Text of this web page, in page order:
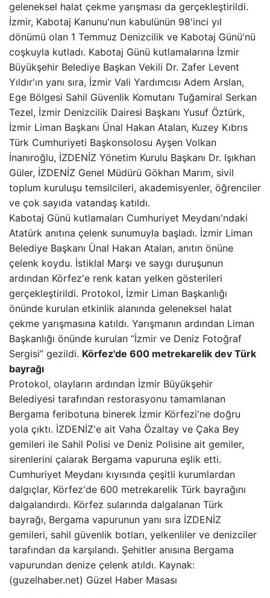
geleneksel halat çekme yarışması da gerçekleştirildi.
İzmir, Kabotaj Kanunu'nun kabulünün 98'inci yıl
dönümü olan 1 Temmuz Denizcilik ve Kabotaj Günü'nü
coşkuyla kutladı. Kabotaj Günü kutlamalarına İzmir
Büyükşehir Belediye Başkan Vekili Dr. Zafer Levent
Yıldır'ın yanı sıra, İzmir Vali Yardımcısı Adem Arslan,
Ege Bölgesi Sahil Güvenlik Komutanı Tuğamiral Serkan
Tezel, İzmir Denizcilik Dairesi Başkanı Yusuf Öztürk,
İzmir Liman Başkanı Ünal Hakan Atalan, Kuzey Kıbrıs
Türk Cumhuriyeti Başkonsolosu Ayşen Volkan
İnanıroğlu, İZDENİZ Yönetim Kurulu Başkanı Dr. Işıkhan
Güler, İZDENİZ Genel Müdürü Gökhan Marım, sivil
toplum kuruluşu temsilcileri, akademisyenler, öğrenciler
ve çok sayıda vatandaş katıldı.
Kabotaj Günü kutlamaları Cumhuriyet Meydanı'ndaki
Atatürk anıtına çelenk sunumuyla başladı. İzmir Liman
Belediye Başkanı Ünal Hakan Atalan, anıtın önüne
çelenk koydu. İstiklal Marşı ve saygı duruşunun
ardından Körfez'e renk katan yelken gösterileri
gerçekleştirildi. Protokol, İzmir Liman Başkanlığı
önünde kurulan etkinlik alanında geleneksel halat
çekme yarışmasına katıldı. Yarışmanın ardından Liman
Başkanlığı önünde kurulan “İzmir ve Deniz Fotoğraf
Sergisi” gezildi. Körfez'de 600 metrekarelik dev Türk
bayrağı
Protokol, olayların ardından İzmir Büyükşehir
Belediyesi tarafından restorasyonu tamamlanan
Bergama feribotuna binerek İzmir Körfezi'ne doğru
yola çıktı. İZDENİZ'e ait Vaha Özaltay ve Çaka Bey
gemileri ile Sahil Polisi ve Deniz Polisine ait gemiler,
sirenlerini çalarak Bergama vapuruna eşlik etti.
Cumhuriyet Meydanı kıyısında çeşitli kurumlardan
dalgıçlar, Körfez'de 600 metrekarelik Türk bayrağını
dalgalandırdı. Körfez sularında dalgalanan Türk
bayrağı, Bergama vapurunun yanı sıra İZDENİZ
gemileri, sahil güvenlik botları, yelkenliler ve denizciler
tarafından da karşılandı. Şehitler anısına Bergama
vapurundan denize çelenk atıldı. Kaynak:
(guzelhaber.net) Güzel Haber Masası